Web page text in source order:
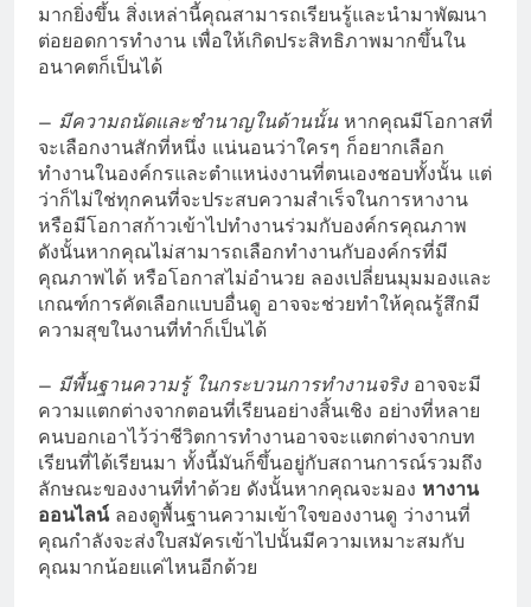
มากยิ่งขึ้น สิ่งเหล่านี้คุณสามารถเรียนรู้และนำมาพัฒนา
ต่อยอดการทำงาน เพื่อให้เกิดประสิทธิภาพมากขึ้นใน
อนาคตก็เป็นได้
– มีความถนัดและชำนาญในด้านนั้น หากคุณมีโอกาสที่
จะเลือกงานสักที่หนึ่ง แน่นอนว่าใครๆ ก็อยากเลือก
ทำงานในองค์กรและตำแหน่งงานที่ตนเองชอบทั้งนั้น แต่
ว่าก็ไม่ใช่ทุกคนที่จะประสบความสำเร็จในการหางาน
หรือมีโอกาสก้าวเข้าไปทำงานร่วมกับองค์กรคุณภาพ
ดังนั้นหากคุณไม่สามารถเลือกทำงานกับองค์กรที่มี
คุณภาพได้ หรือโอกาสไม่อำนวย ลองเปลี่ยนมุมมองและ
เกณฑ์การคัดเลือกแบบอื่นดู อาจจะช่วยทำให้คุณรู้สึกมี
ความสุขในงานที่ทำก็เป็นได้
– มีพื้นฐานความรู้ ในกระบวนการทำงานจริงอาจจะมี
ความแตกต่างจากตอนที่เรียนอย่างสิ้นเชิง อย่างที่หลาย
คนบอกเอาไว้ว่าชีวิตการทำงานอาจจะแตกต่างจากบท
เรียนที่ได้เรียนมา ทั้งนี้มันก็ขึ้นอยู่กับสถานการณ์รวมถึง
ลักษณะของงานที่ทำด้วย ดังนั้นหากคุณจะมอง หางาน
ออนไลน์ ลองดูพื้นฐานความเข้าใจของงานดู ว่างานที่
คุณกำลังจะส่งใบสมัครเข้าไปนั้นมีความเหมาะสมกับ
คุณมากน้อยแค่ไหนอีกด้วย